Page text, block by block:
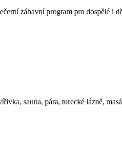
zábavní program pro dospělé i
sauna, pára, turecké lázně,